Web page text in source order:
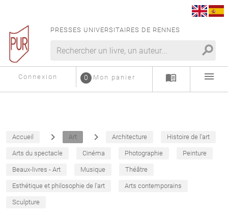
PRESSES UNIVERSITAIRES DE RENNES
search
Connexion Mon panier
0 menu_book menu
Accueil navigate_next Art navigate_next Architecture Histoire de l'art
Arts du spectacle Cinéma Photographie Peinture
Beaux-livres - Art Musique Théâtre
Esthétique et philosophie de l'art Arts contemporains
Sculpture